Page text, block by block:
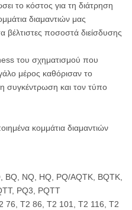
το κόστος για τη διάτρηση
διαμαντιών μας
βέλτιστες ποσοστά διείσδυσης
του σχηματισμού που
μέρος καθόρισαν το
συγκέντρωση και τον τύπο
κομμάτια διαμαντιών
BQ, NQ, HQ, PQ/AQTK, BQTK,
PQ3, PQTT
76, T2 86, T2 101, T2 116, T2